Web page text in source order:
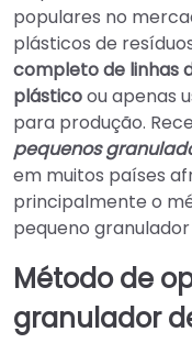
populares no
plásticos de
completo de linhas
plásticoou apenas
para produção.
pequenos
em muitos países
principalmente o
pequeno
Método de
granulador